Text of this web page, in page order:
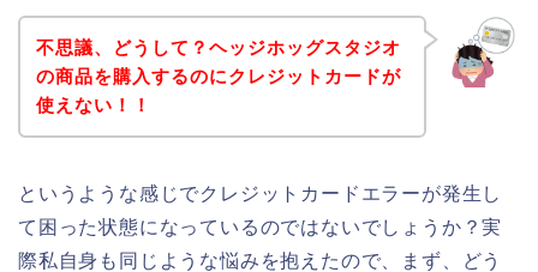
不思議、どうして？ヘッジホッグスタジオ
の商品を購入するのにクレジットカードが
使えない！！
というような感じでクレジットカードエラーが発生し
て困った状態になっているのではないでしょうか？実
際私自身も同じような悩みを抱えたので、まず、どう